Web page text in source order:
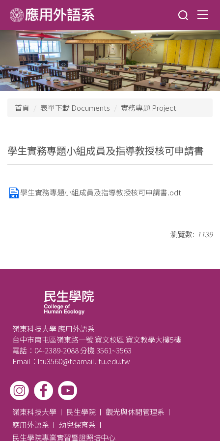
到
主
區
首頁 表單下載 Documents 實務專題 Project
學生實務專題小組成員及指導教授核可申請書
學生實務專題小組成員及指導教授核可申請書.odt
瀏覽數: 1139
嶺東科技大學 應用外語系
台中市南屯區嶺東路一號 寶文校區 寶文教學大樓5樓
電話：04-2389-2088 分機 3561~3563
Email：ltu3560@teamail.ltu.edu.tw
嶺東科技大學 民生學院
觀光與休閒管理系
應用外語系
幼兒保育系
民生學院專業實習暨證照培中心